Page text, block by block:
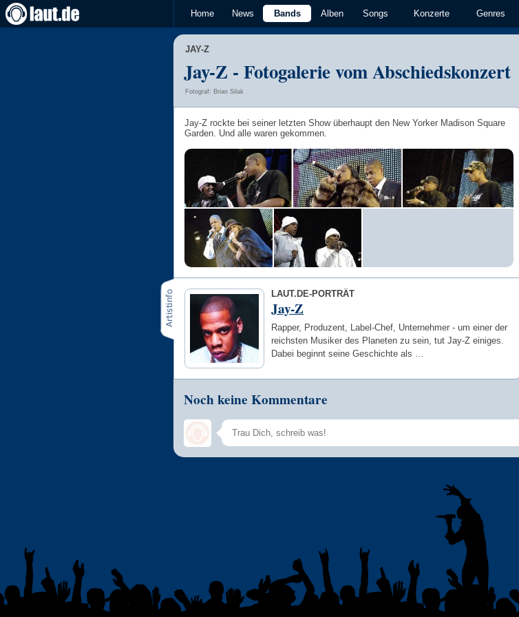
Home News Bands Alben Songs Konzerte Genres
JAY-Z
Jay-Z - Fotogalerie vom Abschiedskonzert
Fotograf: Brian Silak
Jay-Z rockte bei seiner letzten Show überhaupt den New Yorker Madison Square
Garden. Und alle waren gekommen.
LAUT.DE-PORTRÄT
Jay-Z
Rapper, Produzent, Label-Chef, Unternehmer - um einer der
reichsten Musiker des Planeten zu sein, tut Jay-Z einiges.
Dabei beginnt seine Geschichte als …
Noch keine Kommentare
Speichern